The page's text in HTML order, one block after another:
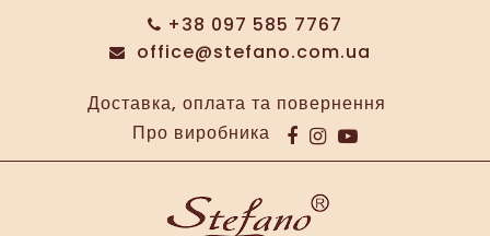
+38 097 585 7767
office@stefano.com.ua
Доставка, оплата та повернення
Про виробника